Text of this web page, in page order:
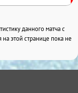
данного матча с
этой странице пока не